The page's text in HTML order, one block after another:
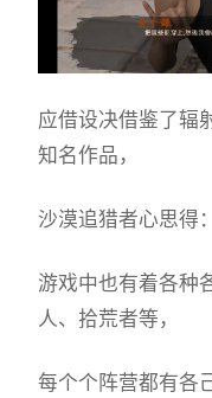
应借设决借鉴了辐
知名作品，
沙漠追猎者心思得：
游戏中也有着各种
人、拾荒者等，
每个个阵营都有各